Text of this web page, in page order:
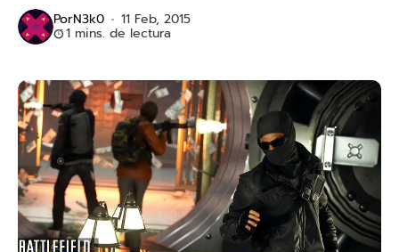
PorN3k0 11 Feb, 2015
1 mins. de lectura